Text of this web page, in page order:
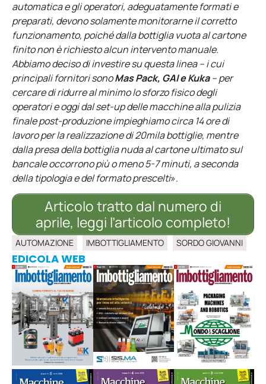
automatica e gli operatori, adeguatamente formati e
preparati, devono solamente monitorarne il corretto
funzionamento, poiché dalla bottiglia vuota al cartone
finito non è richiesto alcun intervento manuale.
Abbiamo deciso di investire su questa linea – i cui
principali fornitori sonoMas Pack, GAI e Kuka– per
cercare di ridurre al minimo lo sforzo fisico degli
operatori e oggi dal set-up delle macchine alla pulizia
finale post-produzione impieghiamo circa 14 ore di
lavoro per la realizzazione di 20mila bottiglie, mentre
dalla presa della bottiglia nuda al cartone ultimato sul
bancale occorrono più o meno 5-7 minuti, a seconda
della tipologia e del formato prescelti».
Articolo tratto dal numero di
aprile, leggi l’articolo completo!
AUTOMAZIONE IMBOTTIGLIAMENTO SORDO GIOVANNI
EDICOLA WEB